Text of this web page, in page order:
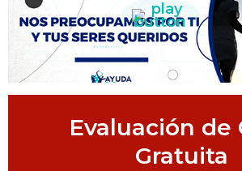
Evaluación de
Gratuita